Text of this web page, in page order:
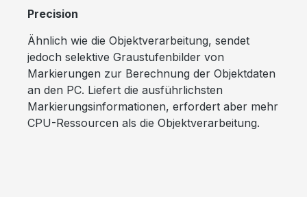
Precision
Ähnlich wie die Objektverarbeitung, sendet
jedoch selektive Graustufenbilder von
Markierungen zur Berechnung der Objektdaten
an den PC. Liefert die ausführlichsten
Markierungsinformationen, erfordert aber mehr
CPU-Ressourcen als die Objektverarbeitung.